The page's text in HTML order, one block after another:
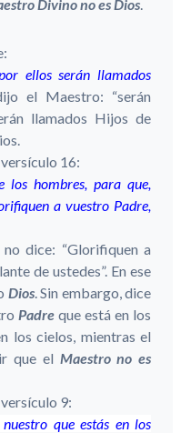
Divino no es Dios.
ellos serán llamados
el Maestro: “serán
llamados Hijos de
16:
los hombres, para que,
a vuestro Padre,
dice: “Glorifiquen a
de ustedes”. En ese
Dios. Sin embargo, dice
Padreque está en los
los cielos, mientras el
que el Maestro no es
9:
que estás en los